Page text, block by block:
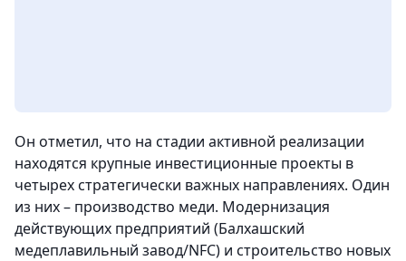
Он отметил, что на стадии активной реализации
находятся крупные инвестиционные проекты в
четырех стратегически важных направлениях. Один
из них – производство меди. Модернизация
действующих предприятий (Балхашский
медеплавильный завод/NFC) и строительство новых